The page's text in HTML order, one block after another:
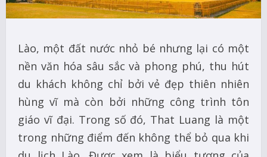
Lào, một đất nước nhỏ bé nhưng lại có một
nền văn hóa sâu sắc và phong phú, thu hút
du khách không chỉ bởi vẻ đẹp thiên nhiên
hùng vĩ mà còn bởi những công trình tôn
giáo vĩ đại. Trong số đó, That Luang là một
trong những điểm đến không thể bỏ qua khi